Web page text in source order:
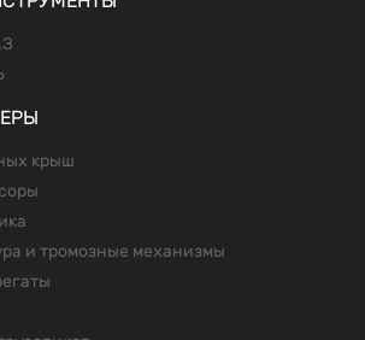
крыш
и тромозные механизмы